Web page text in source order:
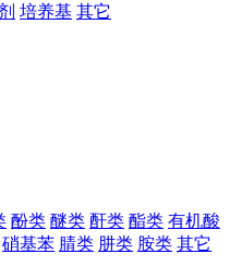
培养基 其它
酚类 醚类 酐类 酯类 有机酸
硝基苯 腈类 肼类 胺类 其它